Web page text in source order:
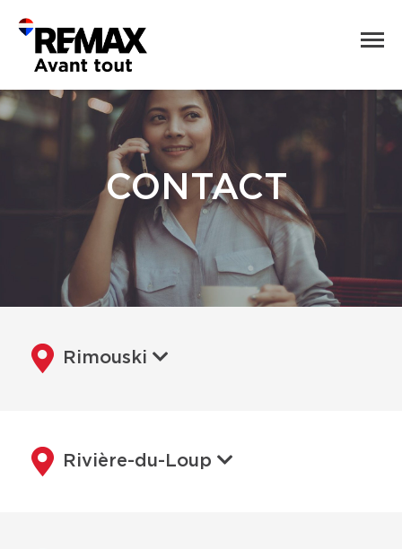
CONTACT
Rimouski
Rivière-du-Loup